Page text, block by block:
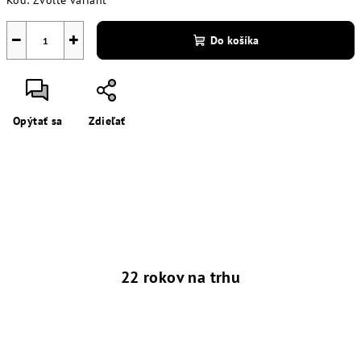
+
− Do košíka
Opýtať sa Zdieľať
22 rokov na trhu